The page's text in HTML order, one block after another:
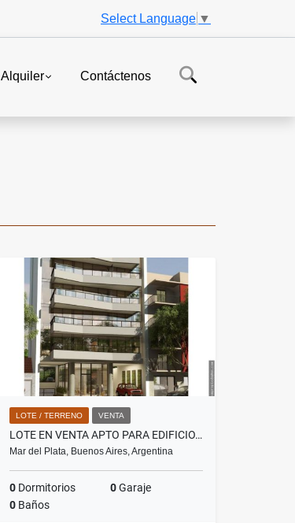
Select Language ▼
Alquiler Contáctenos
LOTE / TERRENO VENTA
LOTE EN VENTA APTO PARA EDIFICIO. PB, 9 PISOS, 24 COCHERAS
Mar del Plata, Buenos Aires, Argentina
0 Dormitorios 0Garaje
0 Baños